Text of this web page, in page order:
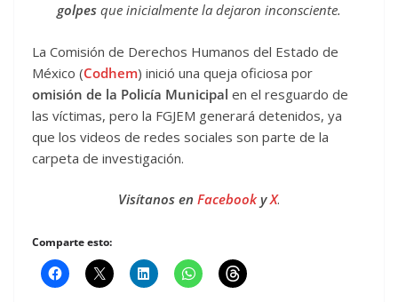
golpes que inicialmente la dejaron inconsciente.
La Comisión de Derechos Humanos del Estado de
México (Codhem) inició una queja oficiosa por
omisión de la Policía Municipal en el resguardo de
las víctimas, pero la FGJEM generará detenidos, ya
que los videos de redes sociales son parte de la
carpeta de investigación.
Visítanos en FacebookyX.
Comparte esto: